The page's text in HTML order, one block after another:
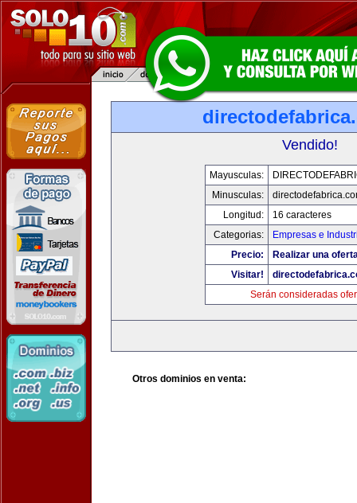
Vendido!
Mayusculas:
Minusculas:
Longitud:
16 caracteres
Categorias:
Empresas e
Precio:
Realizar una
Visitar!
Serán consideradas
Otros dominios en venta: